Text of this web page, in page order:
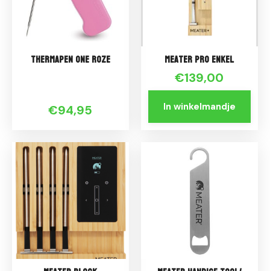
Thermapen ONE Roze
€94,95
Meater Pro enkel
€139,00
In winkelmandje